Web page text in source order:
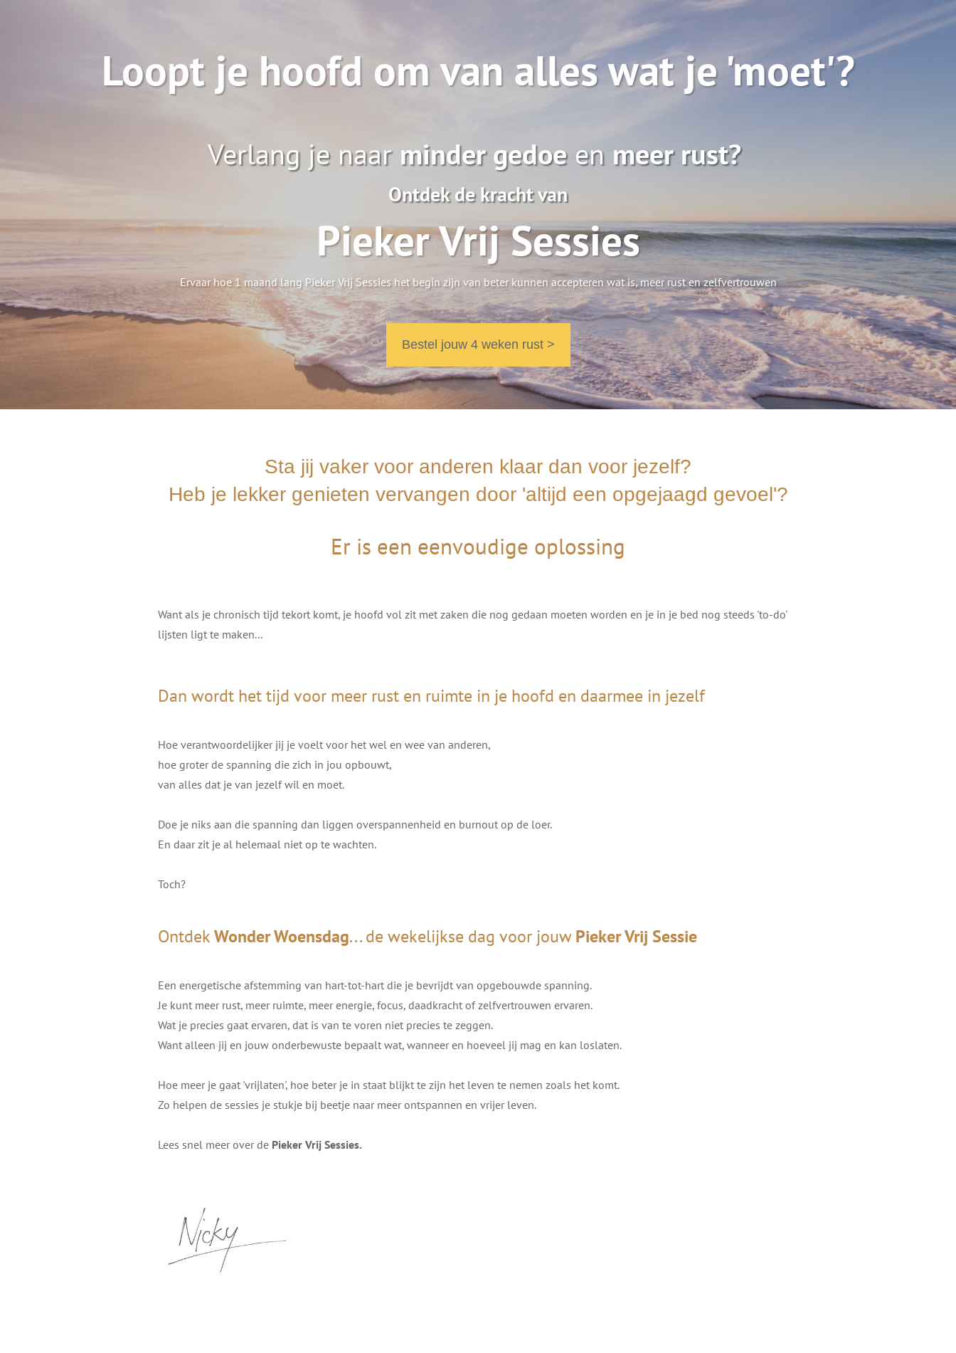
Loopt je hoofd om van alles wat je 'moet'?
Verlang je naar minder gedoeen meer rust?
Ontdek de kracht van
Pieker Vrij Sessies
Ervaar hoe 1 maand lang Pieker Vrij Sessies het begin zijn van beter kunnen accepteren wat is, meer rust en zelfvertrouwen
Bestel jouw 4 weken rust >
Sta jij vaker voor anderen klaar dan voor jezelf?
Heb je lekker genieten vervangen door 'altijd een opgejaagd gevoel'?
Er is een eenvoudige oplossing
Want als je chronisch tijd tekort komt, je hoofd vol zit met zaken die nog gedaan moeten worden en je in je bed nog steeds 'to-do'
lijsten ligt te maken...
Dan wordt het tijd voor meer rust en ruimte in je hoofd en daarmee in jezelf
Hoe verantwoordelijker jij je voelt voor het wel en wee van anderen,
hoe groter de spanning die zich in jou opbouwt,
van alles dat je van jezelf wil en moet.
Doe je niks aan die spanning dan liggen overspannenheid en burnout op de loer.
En daar zit je al helemaal niet op te wachten.
Toch?
OntdekWonder Woensdag... de wekelijkse dag voor jouwPieker Vrij Sessie
Een energetische afstemming van hart-tot-hart die je bevrijdt van opgebouwde spanning.
Je kunt meer rust, meer ruimte, meer energie, focus, daadkracht of zelfvertrouwen ervaren.
Wat je precies gaat ervaren, dat is van te voren niet precies te zeggen.
Want alleen jij en jouw onderbewuste bepaalt wat, wanneer en hoeveel jij mag en kan loslaten.
Hoe meer je gaat 'vrijlaten', hoe beter je in staat blijkt te zijn het leven te nemen zoals het komt.
Zo helpen de sessies je stukje bij beetje naar meer ontspannen en vrijer leven.
Lees snel meer over de Pieker Vrij Sessies.